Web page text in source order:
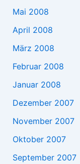
Mai 2008
April 2008
März 2008
Februar 2008
Januar 2008
Dezember 2007
November 2007
Oktober 2007
September 2007